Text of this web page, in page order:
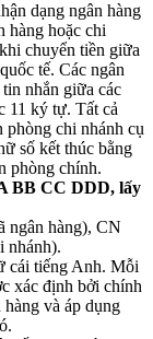
dạng ngân hàng
hàng hoặc chi
chuyển tiền giữa
tế. Các ngân
nhắn giữa các
11 ký tự. Tất cả
phòng chi nhánh cụ
số kết thúc bằng
phòng chính.
BB CC DDD, lấy
hàng), CN
nhánh).
cái tiếng Anh. Mỗi
xác định bởi chính
và áp dụng